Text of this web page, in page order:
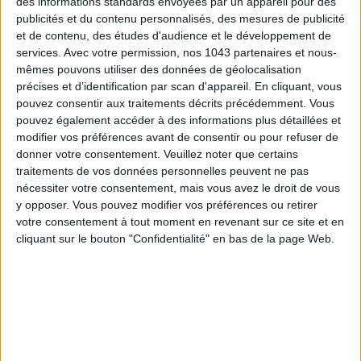
publicités et du contenu personnalisés, des mesures de publicité
et de contenu, des études d'audience et le développement de
services. Avec votre permission, nos 1043 partenaires et nous-
mêmes pouvons utiliser des données de géolocalisation
précises et d’identification par scan d'appareil. En cliquant, vous
pouvez consentir aux traitements décrits précédemment. Vous
pouvez également accéder à des informations plus détaillées et
modifier vos préférences avant de consentir ou pour refuser de
donner votre consentement. Veuillez noter que certains
traitements de vos données personnelles peuvent ne pas
nécessiter votre consentement, mais vous avez le droit de vous
y opposer. Vous pouvez modifier vos préférences ou retirer
votre consentement à tout moment en revenant sur ce site et en
cliquant sur le bouton "Confidentialité" en bas de la page Web.
THE MOST STYLISH LUGGAGE FOR TRAVELING IN STYLE